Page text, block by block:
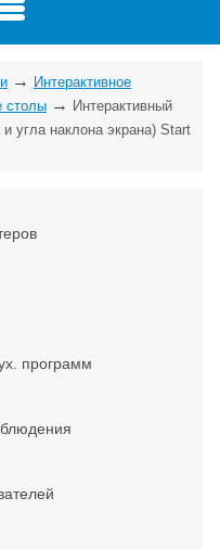
→ Интерактивное
столы → Интерактивный
угла наклона экрана) Start
программ